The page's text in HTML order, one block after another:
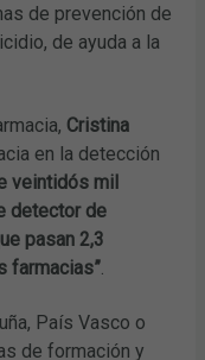
de prevención de
de ayuda a la
Cristina
en la detección
veintidós mil
detector de
pasan 2,3
farmacias”
País Vasco o
de formación y